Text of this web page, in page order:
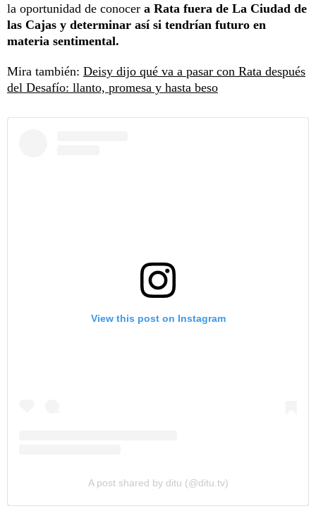
la oportunidad de conocer a Rata fuera de La Ciudad de
las Cajas y determinar así si tendrían futuro en
materia sentimental.
Mira también: Deisy dijo qué va a pasar con Rata después
del Desafío: llanto, promesa y hasta beso
View this post on Instagram
A post shared by ditu (@ditu.tv)